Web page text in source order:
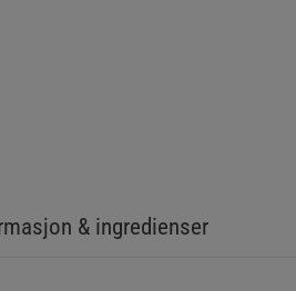
& ingredienser